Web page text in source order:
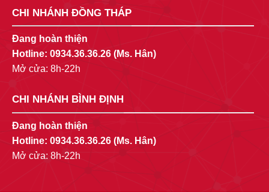
CHI NHÁNH ĐỒNG THÁP
Đang hoàn thiện
Hotline: 0934.36.36.26 (Ms. Hân)
Mở cửa: 8h-22h
CHI NHÁNH BÌNH ĐỊNH
Đang hoàn thiện
Hotline: 0934.36.36.26 (Ms. Hân)
Mở cửa: 8h-22h